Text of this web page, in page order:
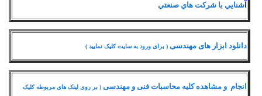
شنايي با شركت هاي صنعتي
دانلود ابزار های مهندسی ( برای ورود به سایت کلیک نمایید )
انجام و مشاهده کلیه محاسبات فنی و مهندسی ( بر روی لینک های مربوطه کلیک